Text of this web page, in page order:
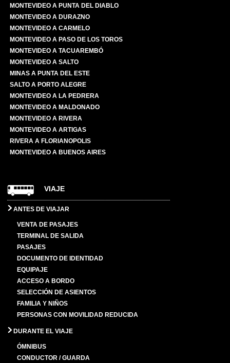
MONTEVIDEO A PUNTA DEL DIABLO
MONTEVIDEO A DURAZNO
MONTEVIDEO A CARMELO
MONTEVIDEO A PASO DE LOS TOROS
MONTEVIDEO A TACUAREMBÓ
MONTEVIDEO A SALTO
MINAS A PUNTA DEL ESTE
SALTO A PORTO ALEGRE
MONTEVIDEO A LA PEDRERA
MONTEVIDEO A MALDONADO
MONTEVIDEO A RIVERA
MONTEVIDEO A ARTIGAS
RIVERA A FLORIANOPOLIS
MONTEVIDEO A BUENOS AIRES
VIAJE
ANTES DE VIAJAR
VENTA DE PASAJES
TERMINAL DE SALIDA
PASAJES
DOCUMENTO DE IDENTIDAD
EQUIPAJE
ACCESO A BORDO
SELECCIÓN DE ASIENTOS
FAMILIA Y NIÑOS
PERSONAS CON MOVILIDAD REDUCIDA
DURANTE EL VIAJE
ÓMNIBUS
CONDUCTOR / GUARDA